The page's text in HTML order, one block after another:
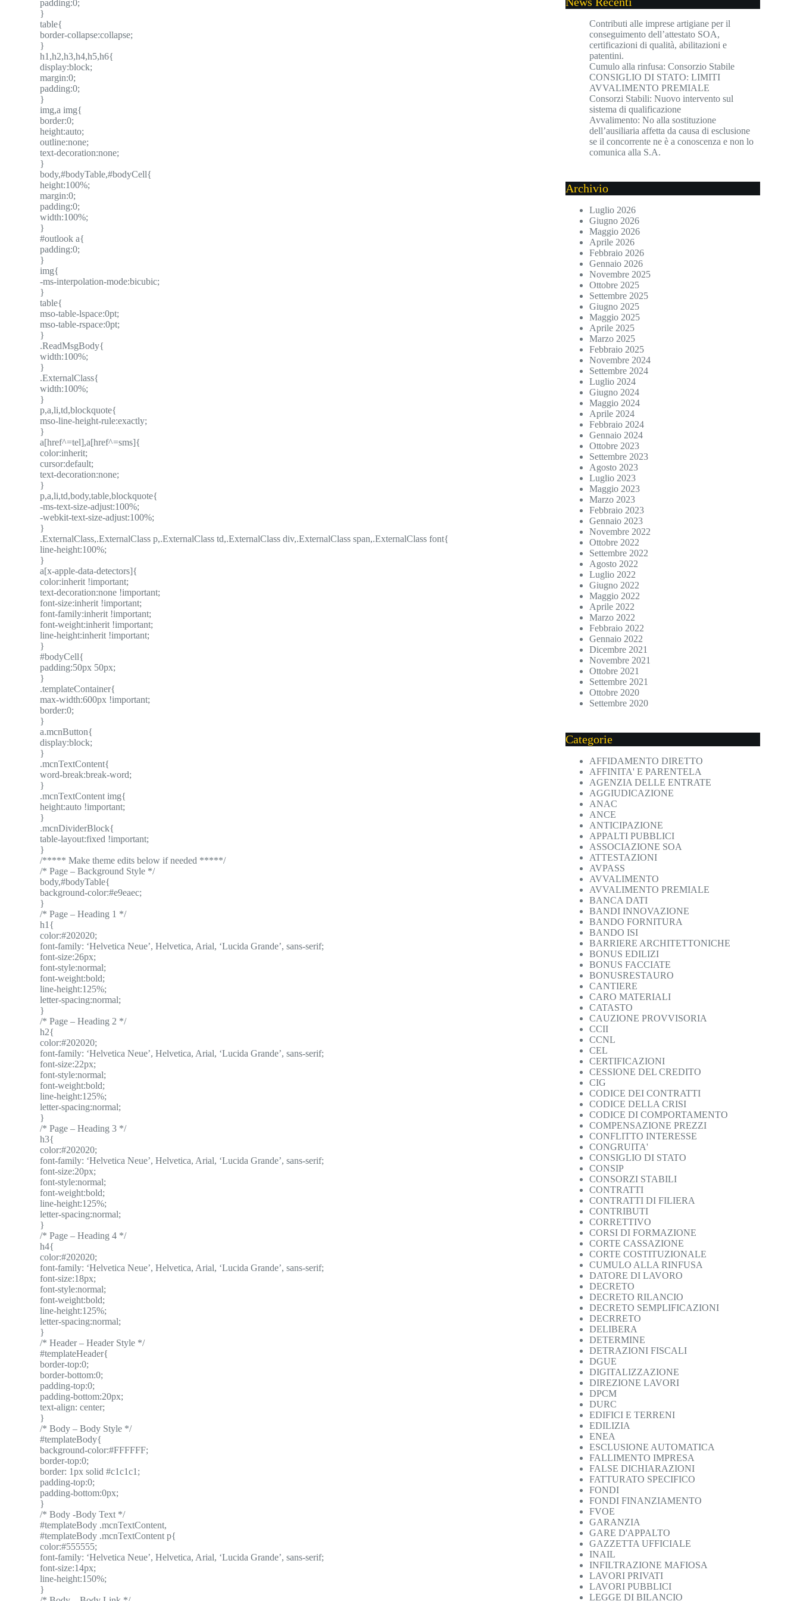
padding:0;
}
table{
border-collapse:collapse;
}
h1,h2,h3,h4,h5,h6{
display:block;
margin:0;
padding:0;
}
img,a img{
border:0;
height:auto;
outline:none;
text-decoration:none;
}
body,#bodyTable,#bodyCell{
height:100%;
margin:0;
padding:0;
width:100%;
}
#outlook a{
padding:0;
}
img{
-ms-interpolation-mode:bicubic;
}
table{
mso-table-lspace:0pt;
mso-table-rspace:0pt;
}
.ReadMsgBody{
width:100%;
}
.ExternalClass{
width:100%;
}
p,a,li,td,blockquote{
mso-line-height-rule:exactly;
}
a[href^=tel],a[href^=sms]{
color:inherit;
cursor:default;
text-decoration:none;
}
p,a,li,td,body,table,blockquote{
-ms-text-size-adjust:100%;
-webkit-text-size-adjust:100%;
}
.ExternalClass,.ExternalClass p,.ExternalClass td,.ExternalClass div,.ExternalClass span,.ExternalClass font{
line-height:100%;
}
a[x-apple-data-detectors]{
color:inherit !important;
text-decoration:none !important;
font-size:inherit !important;
font-family:inherit !important;
font-weight:inherit !important;
line-height:inherit !important;
}
#bodyCell{
padding:50px 50px;
}
.templateContainer{
max-width:600px !important;
border:0;
}
a.mcnButton{
display:block;
}
.mcnTextContent{
word-break:break-word;
}
.mcnTextContent img{
height:auto !important;
}
.mcnDividerBlock{
table-layout:fixed !important;
}
/***** Make theme edits below if needed *****/
/* Page – Background Style */
body,#bodyTable{
background-color:#e9eaec;
}
/* Page – Heading 1 */
h1{
color:#202020;
font-family: ‘Helvetica Neue’, Helvetica, Arial, ‘Lucida Grande’, sans-serif;
font-size:26px;
font-style:normal;
font-weight:bold;
line-height:125%;
letter-spacing:normal;
}
/* Page – Heading 2 */
h2{
color:#202020;
font-family: ‘Helvetica Neue’, Helvetica, Arial, ‘Lucida Grande’, sans-serif;
font-size:22px;
font-style:normal;
font-weight:bold;
line-height:125%;
letter-spacing:normal;
}
/* Page – Heading 3 */
h3{
color:#202020;
font-family: ‘Helvetica Neue’, Helvetica, Arial, ‘Lucida Grande’, sans-serif;
font-size:20px;
font-style:normal;
font-weight:bold;
line-height:125%;
letter-spacing:normal;
}
/* Page – Heading 4 */
h4{
color:#202020;
font-family: ‘Helvetica Neue’, Helvetica, Arial, ‘Lucida Grande’, sans-serif;
font-size:18px;
font-style:normal;
font-weight:bold;
line-height:125%;
letter-spacing:normal;
}
/* Header – Header Style */
#templateHeader{
border-top:0;
border-bottom:0;
padding-top:0;
padding-bottom:20px;
text-align: center;
}
/* Body – Body Style */
#templateBody{
background-color:#FFFFFF;
border-top:0;
border: 1px solid #c1c1c1;
padding-top:0;
padding-bottom:0px;
}
/* Body -Body Text */
#templateBody .mcnTextContent,
#templateBody .mcnTextContent p{
color:#555555;
font-family: ‘Helvetica Neue’, Helvetica, Arial, ‘Lucida Grande’, sans-serif;
font-size:14px;
line-height:150%;
}
Contributi alle imprese artigiane per il
conseguimento dell’attestato SOA,
certificazioni di qualità, abilitazioni e
patentini.
Cumulo alla rinfusa: Consorzio Stabile
CONSIGLIO DI STATO: LIMITI
AVVALIMENTO PREMIALE
Consorzi Stabili: Nuovo intervento sul
sistema di qualificazione
Avvalimento: No alla sostituzione
dell’ausiliaria affetta da causa di esclusione
se il concorrente ne è a conoscenza e non lo
comunica alla S.A.
Archivio
Luglio 2026
Giugno 2026
Maggio 2026
Aprile 2026
Febbraio 2026
Gennaio 2026
Novembre 2025
Ottobre 2025
Settembre 2025
Giugno 2025
Maggio 2025
Aprile 2025
Marzo 2025
Febbraio 2025
Novembre 2024
Settembre 2024
Luglio 2024
Giugno 2024
Maggio 2024
Aprile 2024
Febbraio 2024
Gennaio 2024
Ottobre 2023
Settembre 2023
Agosto 2023
Luglio 2023
Maggio 2023
Marzo 2023
Febbraio 2023
Gennaio 2023
Novembre 2022
Ottobre 2022
Settembre 2022
Agosto 2022
Luglio 2022
Giugno 2022
Maggio 2022
Aprile 2022
Marzo 2022
Febbraio 2022
Gennaio 2022
Dicembre 2021
Novembre 2021
Ottobre 2021
Settembre 2021
Ottobre 2020
Settembre 2020
Categorie
AFFIDAMENTO DIRETTO
AFFINITA' E PARENTELA
AGENZIA DELLE ENTRATE
AGGIUDICAZIONE
ANAC
ANCE
ANTICIPAZIONE
APPALTI PUBBLICI
ASSOCIAZIONE SOA
ATTESTAZIONI
AVPASS
AVVALIMENTO
AVVALIMENTO PREMIALE
BANCA DATI
BANDI INNOVAZIONE
BANDO FORNITURA
BANDO ISI
BARRIERE ARCHITETTONICHE
BONUS EDILIZI
BONUS FACCIATE
BONUSRESTAURO
CANTIERE
CARO MATERIALI
CATASTO
CAUZIONE PROVVISORIA
CCII
CCNL
CEL
CERTIFICAZIONI
CESSIONE DEL CREDITO
CIG
CODICE DEI CONTRATTI
CODICE DELLA CRISI
CODICE DI COMPORTAMENTO
COMPENSAZIONE PREZZI
CONFLITTO INTERESSE
CONGRUITA'
CONSIGLIO DI STATO
CONSIP
CONSORZI STABILI
CONTRATTI
CONTRATTI DI FILIERA
CONTRIBUTI
CORRETTIVO
CORSI DI FORMAZIONE
CORTE CASSAZIONE
CORTE COSTITUZIONALE
CUMULO ALLA RINFUSA
DATORE DI LAVORO
DECRETO
DECRETO RILANCIO
DECRETO SEMPLIFICAZIONI
DECRRETO
DELIBERA
DETERMINE
DETRAZIONI FISCALI
DGUE
DIGITALIZZAZIONE
DIREZIONE LAVORI
DPCM
DURC
EDIFICI E TERRENI
EDILIZIA
ENEA
ESCLUSIONE AUTOMATICA
FALLIMENTO IMPRESA
FALSE DICHIARAZIONI
FATTURATO SPECIFICO
FONDI
FONDI FINANZIAMENTO
FVOE
GARANZIA
GARE D'APPALTO
GAZZETTA UFFICIALE
INAIL
INFILTRAZIONE MAFIOSA
LAVORI PRIVATI
LAVORI PUBBLICI
LEGGE DI BILANCIO